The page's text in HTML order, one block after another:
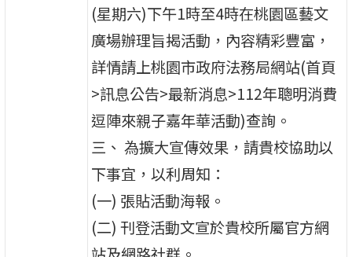
(星期六)下午1時至4時在桃園區藝文
廣場辦理旨揭活動，內容精彩豐富，
詳情請上桃園市政府法務局網站(首頁
>訊息公告>最新消息>112年聰明消費
逗陣來親子嘉年華活動)查詢。
三、 為擴大宣傳效果，請貴校協助以
下事宜，以利周知：
(一) 張貼活動海報。
(二) 刊登活動文宣於貴校所屬官方網